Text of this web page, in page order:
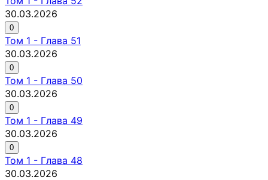
30.03.2026
0
Том 1 - Глава 51
30.03.2026
0
Том 1 - Глава 50
30.03.2026
0
Том 1 - Глава 49
30.03.2026
0
Том 1 - Глава 48
30.03.2026